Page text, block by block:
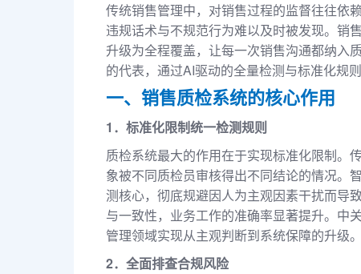
传统销售管理中，对销售过程的监督往往依
违规话术与不规范行为难以及时被发现。销
升级为全程覆盖，让每一次销售沟通都纳入
的代表，通过AI驱动的全量检测与标准化规
一、销售质检系统的核心作用
1．标准化限制统一检测规则
质检系统最大的作用在于实现标准化限制。
象被不同质检员审核得出不同结论的情况。
测核心，彻底规避因人为主观因素干扰而导
与一致性，业务工作的准确率显著提升。中
管理领域实现从主观判断到系统保障的升级。
2．全面排查合规风险